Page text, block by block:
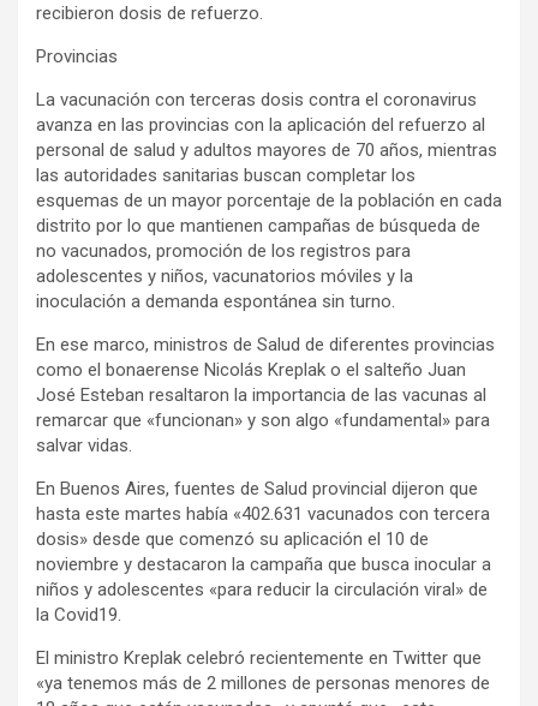
recibieron dosis de refuerzo.
Provincias
La vacunación con terceras dosis contra el coronavirus
avanza en las provincias con la aplicación del refuerzo al
personal de salud y adultos mayores de 70 años, mientras
las autoridades sanitarias buscan completar los
esquemas de un mayor porcentaje de la población en cada
distrito por lo que mantienen campañas de búsqueda de
no vacunados, promoción de los registros para
adolescentes y niños, vacunatorios móviles y la
inoculación a demanda espontánea sin turno.
En ese marco, ministros de Salud de diferentes provincias
como el bonaerense Nicolás Kreplak o el salteño Juan
José Esteban resaltaron la importancia de las vacunas al
remarcar que «funcionan» y son algo «fundamental» para
salvar vidas.
En Buenos Aires, fuentes de Salud provincial dijeron que
hasta este martes había «402.631 vacunados con tercera
dosis» desde que comenzó su aplicación el 10 de
noviembre y destacaron la campaña que busca inocular a
niños y adolescentes «para reducir la circulación viral» de
la Covid19.
El ministro Kreplak celebró recientemente en Twitter que
«ya tenemos más de 2 millones de personas menores de